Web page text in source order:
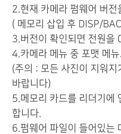
2.현재 카메라 펌웨어 버전
( 메모리 삽입 후 DISP/
3.버전이 확인되면 전원을
4.카메라 메뉴 중 포맷 메
(주의 : 모든 사진이 지워지
바랍니다)
5.메모리 카드를 리더기에
합니다.
6.펌웨어 파일이 들어있는